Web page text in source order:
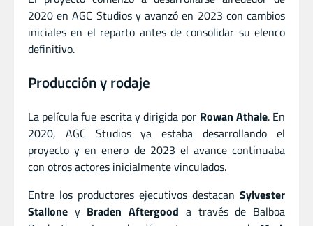
2020 en AGC Studios y avanzó en 2023 con cambios
iniciales en el reparto antes de consolidar su elenco
definitivo.
Producción y rodaje
La película fue escrita y dirigida por Rowan Athale. En
2020, AGC Studios ya estaba desarrollando el
proyecto y en enero de 2023 el avance continuaba
con otros actores inicialmente vinculados.
Entre los productores ejecutivos destacan Sylvester
Stallone y Braden Aftergood a través de Balboa